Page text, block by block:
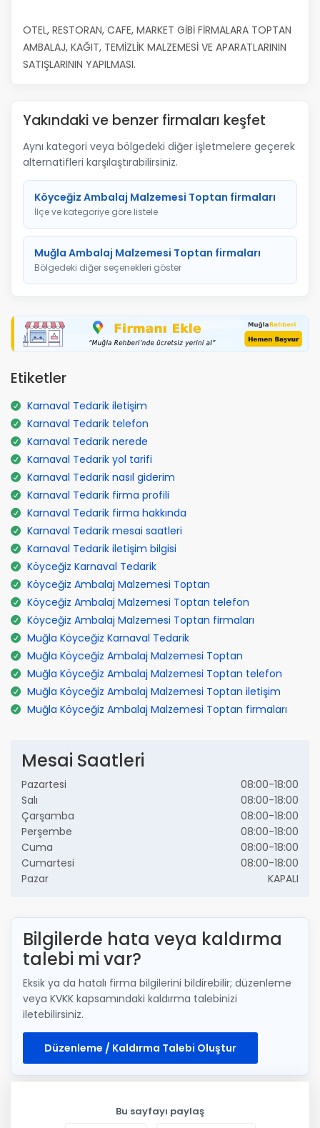
OTEL, RESTORAN, CAFE, MARKET GİBİ FİRMALARA TOPTAN
AMBALAJ, KAĞIT, TEMİZLİK MALZEMESİ VE APARATLARININ
SATIŞLARININ YAPILMASI.
Yakındaki ve benzer firmaları keşfet
Aynı kategori veya bölgedeki diğer işletmelere geçerek
alternatifleri karşılaştırabilirsiniz.
Köyceğiz Ambalaj Malzemesi Toptan firmaları
İlçe ve kategoriye göre listele
Muğla Ambalaj Malzemesi Toptan firmaları
Bölgedeki diğer seçenekleri göster
Etiketler
Karnaval Tedarik iletişim
Karnaval Tedarik telefon
Karnaval Tedarik nerede
Karnaval Tedarik yol tarifi
Karnaval Tedarik nasıl giderim
Karnaval Tedarik firma profili
Karnaval Tedarik firma hakkında
Karnaval Tedarik mesai saatleri
Karnaval Tedarik iletişim bilgisi
Köyceğiz Karnaval Tedarik
Köyceğiz Ambalaj Malzemesi Toptan
Köyceğiz Ambalaj Malzemesi Toptan telefon
Köyceğiz Ambalaj Malzemesi Toptan firmaları
Muğla Köyceğiz Karnaval Tedarik
Muğla Köyceğiz Ambalaj Malzemesi Toptan
Muğla Köyceğiz Ambalaj Malzemesi Toptan telefon
Muğla Köyceğiz Ambalaj Malzemesi Toptan iletişim
Muğla Köyceğiz Ambalaj Malzemesi Toptan firmaları
Mesai Saatleri
Pazartesi
08:00-18:00
Salı
08:00-18:00
Çarşamba
08:00-18:00
Perşembe
08:00-18:00
Cuma
08:00-18:00
Cumartesi
08:00-18:00
Pazar
KAPALI
Bilgilerde hata veya kaldırma
talebi mi var?
Eksik ya da hatalı firma bilgilerini bildirebilir; düzenleme
veya KVKK kapsamındaki kaldırma talebinizi
iletebilirsiniz.
Düzenleme / Kaldırma Talebi Oluştur
Bu sayfayı paylaş